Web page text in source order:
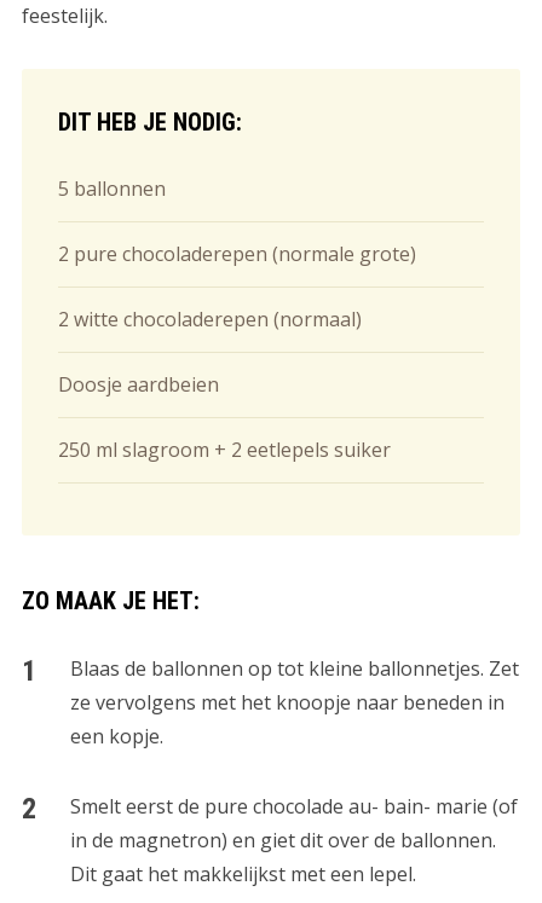
feestelijk.
DIT HEB JE NODIG:
5 ballonnen
2 pure chocoladerepen (normale grote)
2 witte chocoladerepen (normaal)
Doosje aardbeien
250 ml slagroom + 2 eetlepels suiker
ZO MAAK JE HET:
Blaas de ballonnen op tot kleine ballonnetjes. Zet
ze vervolgens met het knoopje naar beneden in
een kopje.
Smelt eerst de pure chocolade au- bain- marie (of
in de magnetron) en giet dit over de ballonnen.
Dit gaat het makkelijkst met een lepel.